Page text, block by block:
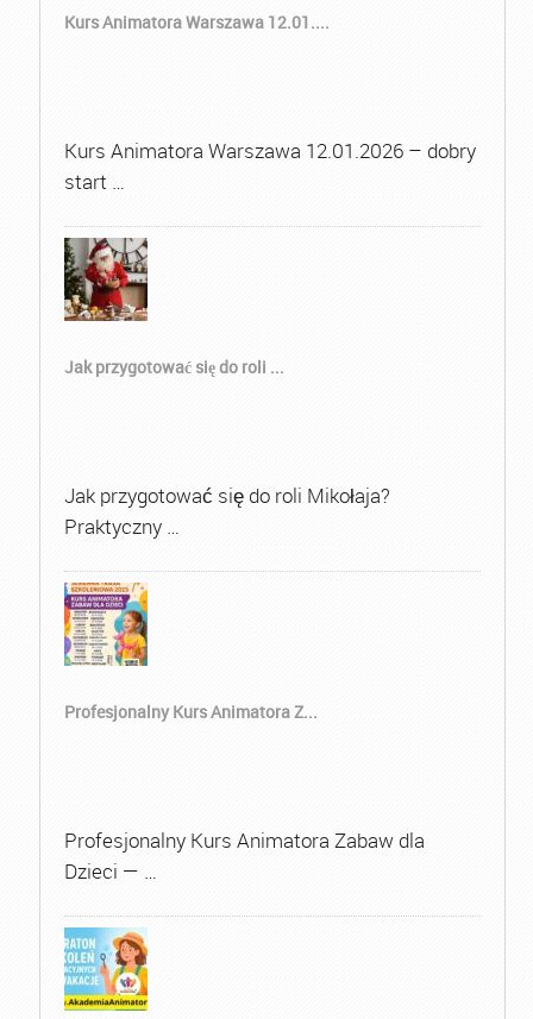
Kurs Animatora Warszawa 12.01....
Kurs Animatora Warszawa 12.01.2026 – dobry
start …
Jak przygotować się do roli ...
Jak przygotować się do roli Mikołaja?
Praktyczny …
Profesjonalny Kurs Animatora Z...
Profesjonalny Kurs Animatora Zabaw dla
Dzieci — …